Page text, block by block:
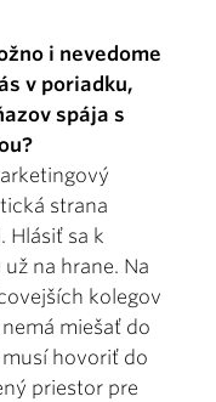
i nevedome
v poriadku,
spája s
strana
Hlásiť sa k
na hrane. Na
kolegov
miešať do
hovoriť do
priestor pre